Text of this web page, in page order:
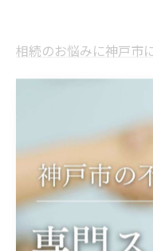
相続のお悩みに神戸市
< 前のページ